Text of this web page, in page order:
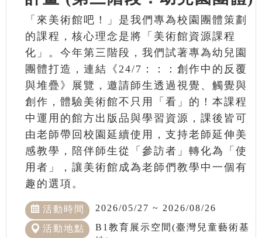
「來美術館吧！」是我們專為校園團體策劃
的課程，核心理念是將「美術館資源課程
化」。今年第三階段，我們試著專為幼兒園
團體打造，連結《24/7：：：創作中的反覆
與堆疊》展覽，邀請師生透過視覺、觸覺與
創作，體驗美術館不只用「看」的！本課程
中運用的館方出版品與學習資源，課後皆可
由老師帶回校園延續使用，支持老師延伸美
感教學，陪伴師生從「參訪者」轉化為「使
用者」，讓美術館成為老師們教學中一個有
趣的選項。
活動時間 2026/05/27 ~ 2026/08/26
活動地點
B1教育展示空間(臺灣兒童藝術基